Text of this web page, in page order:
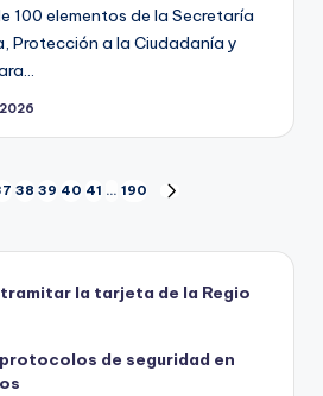
100 elementos de la Secretaría
Protección a la Ciudadanía y
38 39 40 41 … 190
la tarjeta de la Regio
de seguridad en